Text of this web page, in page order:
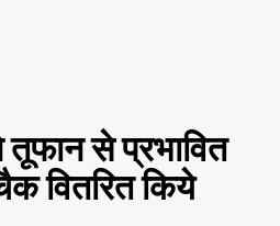
से प्रभावित
वितरित किये